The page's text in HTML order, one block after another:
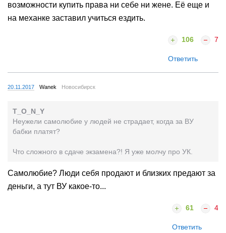
возможности купить права ни себе ни жене. Её еще и
на механке заставил учиться ездить.
106 7
Ответить
20.11.2017 Wanek Новосибирск
T_O_N_Y
Неужели самолюбие у людей не страдает, когда за ВУ
бабки платят?
Что сложного в сдаче экзамена?! Я уже молчу про УК.
Самолюбие? Люди себя продают и близких предают за
деньги, а тут ВУ какое-то...
61 4
Ответить